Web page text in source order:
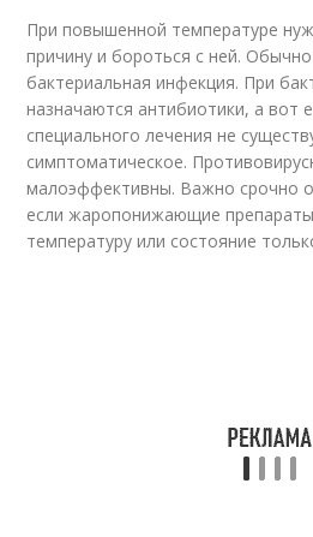
При повышенной температуре
причину и бороться с ней.
бактериальная инфекция. При
назначаются антибиотики, а вот
специального лечения не
симптоматическое.
малоэффективны. Важно срочно
если жаропонижающие
температуру или состояние